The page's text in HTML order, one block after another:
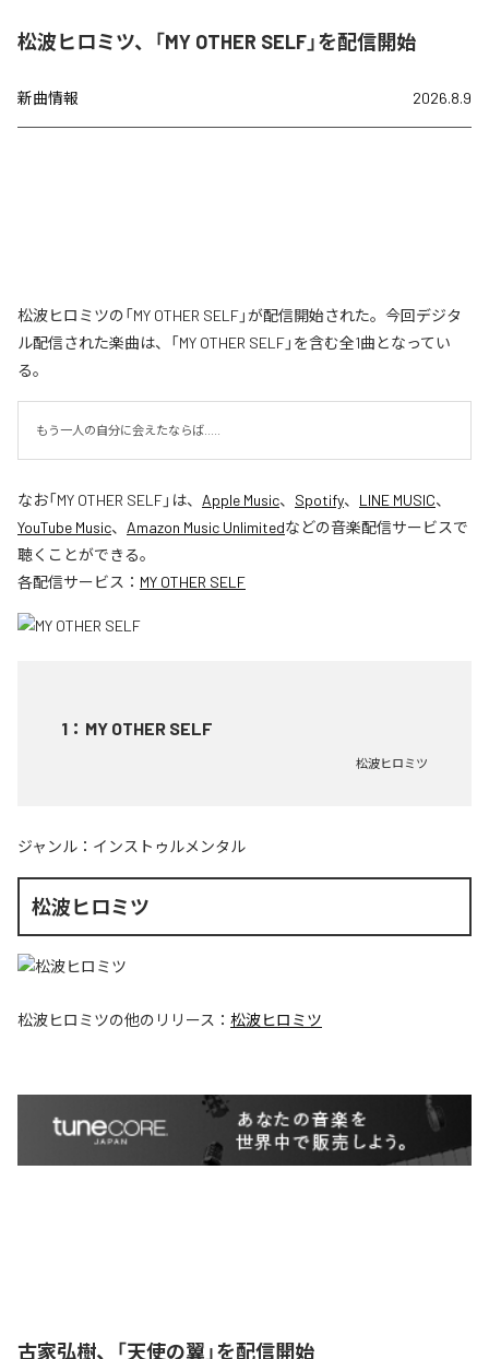
松波ヒロミツ、「MY OTHER SELF」を配信開始
新曲情報 2026.8.9
松波ヒロミツの「MY OTHER SELF」が配信開始された。今回デジタ
ル配信された楽曲は、「MY OTHER SELF」を含む全1曲となってい
る。
もう一人の自分に会えたならば.....
なお「MY OTHER SELF」は、 Apple Music、 Spotify、 LINE MUSIC、
YouTube Music、 Amazon Music Unlimitedなどの音楽配信サービスで
聴くことができる。
各配信サービス： MY OTHER SELF
1 ： MY OTHER SELF
松波ヒロミツ
ジャンル： インストゥルメンタル
松波ヒロミツ
松波ヒロミツの他のリリース： 松波ヒロミツ
古家弘樹、「天使の翼」を配信開始